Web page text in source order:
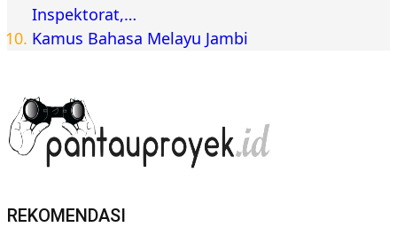
Inspektorat,…
Kamus Bahasa Melayu Jambi
REKOMENDASI